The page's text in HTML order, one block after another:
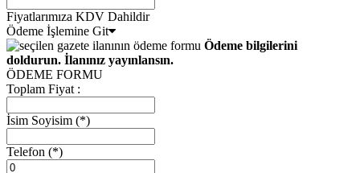
Fiyatlarımıza KDV Dahildir
Ödeme İşlemine Git
Ödeme bilgilerini
doldurun. İlanınız yayınlansın.
ÖDEME FORMU
Toplam Fiyat :
İsim Soyisim (*)
Telefon (*)